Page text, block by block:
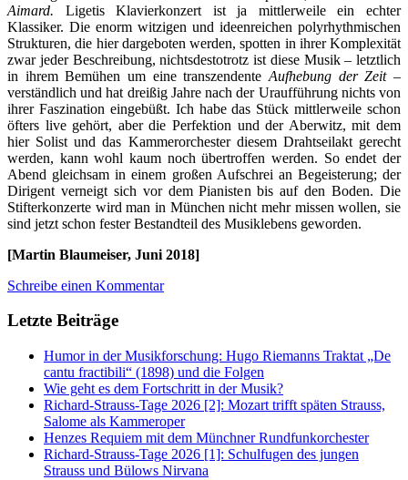
Aimard. Ligetis Klavierkonzert ist ja mittlerweile ein echter
Klassiker. Die enorm witzigen und ideenreichen polyrhythmischen
Strukturen, die hier dargeboten werden, spotten in ihrer Komplexität
zwar jeder Beschreibung, nichtsdestotrotz ist diese Musik – letztlich
in ihrem Bemühen um eine transzendente Aufhebung der Zeit –
verständlich und hat dreißig Jahre nach der Uraufführung nichts von
ihrer Faszination eingebüßt. Ich habe das Stück mittlerweile schon
öfters live gehört, aber die Perfektion und der Aberwitz, mit dem
hier Solist und das Kammerorchester diesem Drahtseilakt gerecht
werden, kann wohl kaum noch übertroffen werden. So endet der
Abend gleichsam in einem großen Aufschrei an Begeisterung; der
Dirigent verneigt sich vor dem Pianisten bis auf den Boden. Die
Stifterkonzerte wird man in München nicht mehr missen wollen, sie
sind jetzt schon fester Bestandteil des Musiklebens geworden.
[Martin Blaumeiser, Juni 2018]
Schreibe einen Kommentar
Letzte Beiträge
Humor in der Musikforschung: Hugo Riemanns Traktat „De
cantu fractibili“ (1898) und die Folgen
Wie geht es dem Fortschritt in der Musik?
Richard-Strauss-Tage 2026 [2]: Mozart trifft späten Strauss,
Salome als Kammeroper
Henzes Requiem mit dem Münchner Rundfunkorchester
Richard-Strauss-Tage 2026 [1]: Schulfugen des jungen
Strauss und Bülows Nirvana